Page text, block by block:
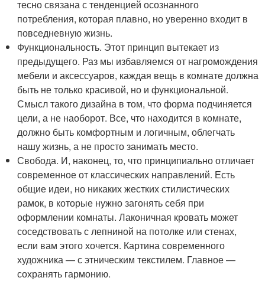
тесно связана с тенденцией осознанного
потребления, которая плавно, но уверенно входит в
повседневную жизнь.
Функциональность. Этот принцип вытекает из
предыдущего. Раз мы избавляемся от нагромождения
мебели и аксессуаров, каждая вещь в комнате должна
быть не только красивой, но и функциональной.
Смысл такого дизайна в том, что форма подчиняется
цели, а не наоборот. Все, что находится в комнате,
должно быть комфортным и логичным, облегчать
нашу жизнь, а не просто занимать место.
Свобода. И, наконец, то, что принципиально отличает
современное от классических направлений. Есть
общие идеи, но никаких жестких стилистических
рамок, в которые нужно загонять себя при
оформлении комнаты. Лаконичная кровать может
соседствовать с лепниной на потолке или стенах,
если вам этого хочется. Картина современного
художника — с этническим текстилем. Главное —
сохранять гармонию.